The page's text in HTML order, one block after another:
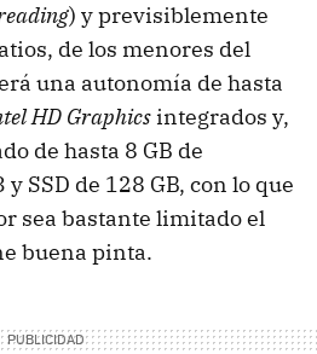
) y previsiblemente
de los menores del
una autonomía de hasta
HD Graphics integrados y,
de hasta 8 GB de
SSD de 128 GB, con lo que
sea bastante limitado el
buena pinta.